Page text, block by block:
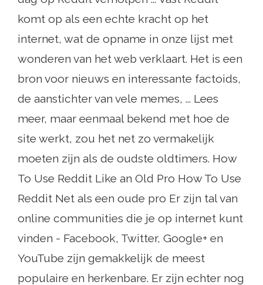
komt op als een echte kracht op het
internet, wat de opname in onze lijst met
wonderen van het web verklaart. Het is een
bron voor nieuws en interessante factoids,
de aanstichter van vele memes, ... Lees
meer, maar eenmaal bekend met hoe de
site werkt, zou het net zo vermakelijk
moeten zijn als de oudste oldtimers. How
To Use Reddit Like an Old Pro How To Use
Reddit Net als een oude pro Er zijn tal van
online communities die je op internet kunt
vinden - Facebook, Twitter, Google+ en
YouTube zijn gemakkelijk de meest
populaire en herkenbare. Er zijn echter nog